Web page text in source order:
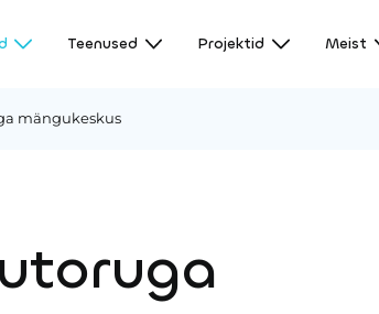
Teenused Projektid Meist
mängukeskus